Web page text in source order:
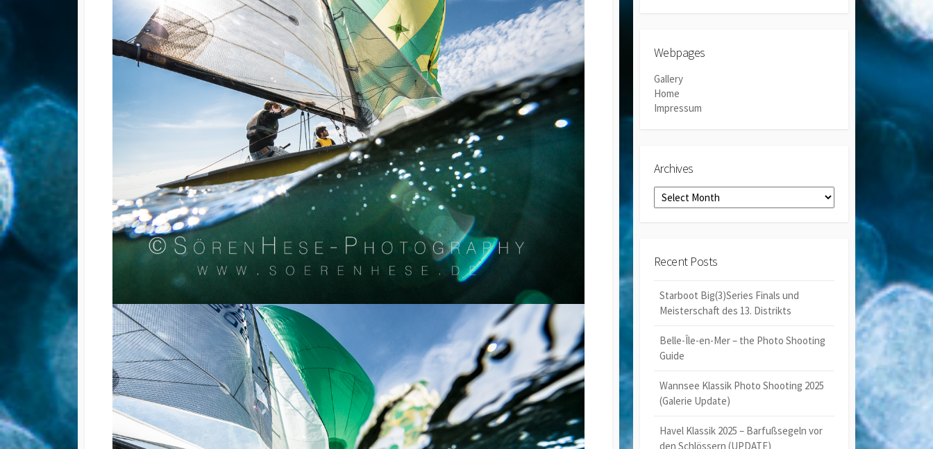
Webpages
Gallery
Home
Impressum
Archives
Archives
Recent Posts
Starboot Big(3)Series Finals und
Meisterschaft des 13. Distrikts
Belle-Île-en-Mer – the Photo Shooting
Guide
Wannsee Klassik Photo Shooting 2025
(Galerie Update)
Havel Klassik 2025 – Barfußsegeln vor
den Schlössern (UPDATE)